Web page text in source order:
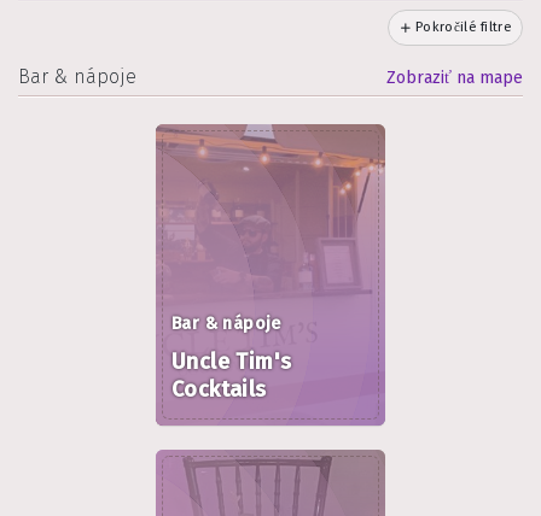
Pokročilé filtre
Bar & nápoje Zobraziť na mape
Bar & nápoje
Uncle Tim's
Cocktails